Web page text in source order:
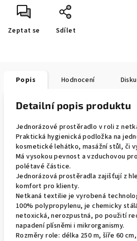
Zeptat se Sdílet
Popis Hodnocení
Detailní popis produktu
Jednorázové prostěradlo v roli z
Praktická hygienická podložka na
kosmetické lehátko, masážní stůl, či
Má vysokou pevnost a vzduchovou
polétavé částice.
Jednorázová prostěradla zajišťují z
komfort pro klienty.
Netkaná textilie je vyrobená
100% polypropylenu, je chemicky
netoxická, nerozpustná, po použití
napadení plísněmi i mikrorganismy.
Rozměry role: délka 250 m, šíře 60